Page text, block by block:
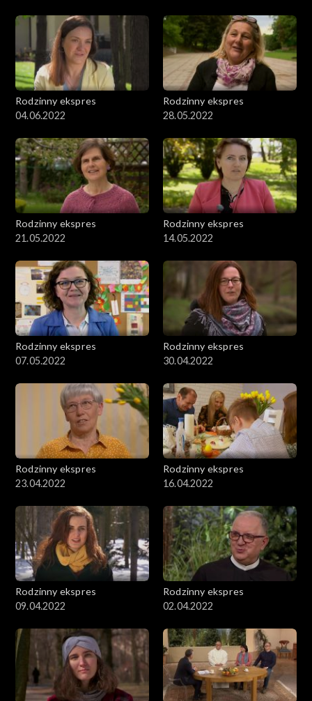
Rodzinny ekspres
04.06.2022
Rodzinny ekspres
28.05.2022
Rodzinny ekspres
21.05.2022
Rodzinny ekspres
14.05.2022
Rodzinny ekspres
07.05.2022
Rodzinny ekspres
30.04.2022
Rodzinny ekspres
23.04.2022
Rodzinny ekspres
16.04.2022
Rodzinny ekspres
09.04.2022
Rodzinny ekspres
02.04.2022